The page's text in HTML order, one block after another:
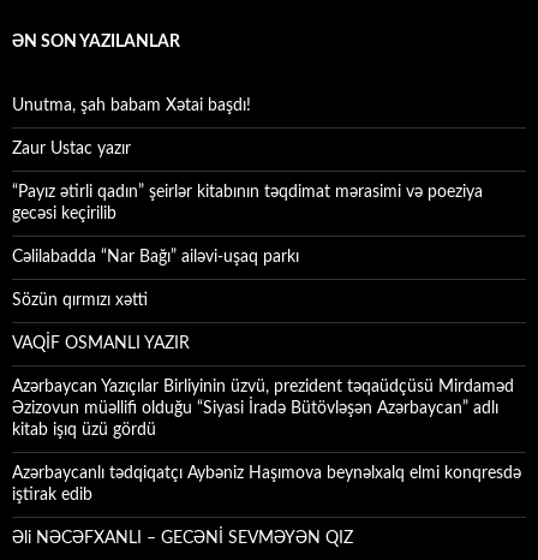
ƏN SON YAZILANLAR
Unutma, şah babam Xətai başdı!
Zaur Ustac yazır
“Payız ətirli qadın” şeirlər kitabının təqdimat mərasimi və poeziya
gecəsi keçirilib
Cəlilabadda “Nar Bağı” ailəvi-uşaq parkı
Sözün qırmızı xətti
VAQİF OSMANLI YAZIR
Azərbaycan Yazıçılar Birliyinin üzvü, prezident təqaüdçüsü Mirdaməd
Əzizovun müəllifi olduğu “Siyasi İradə Bütövləşən Azərbaycan” adlı
kitab işıq üzü gördü
Azərbaycanlı tədqiqatçı Aybəniz Haşımova beynəlxalq elmi konqresdə
iştirak edib
Əli NƏCƏFXANLI – GECƏNİ SEVMƏYƏN QIZ